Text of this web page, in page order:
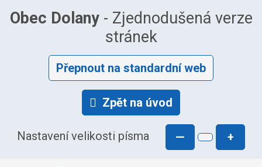
Obec Dolany- Zjednodušená verze
stránek
Přepnout na standardní web
Zpět na úvod
Nastavení velikosti písma — +